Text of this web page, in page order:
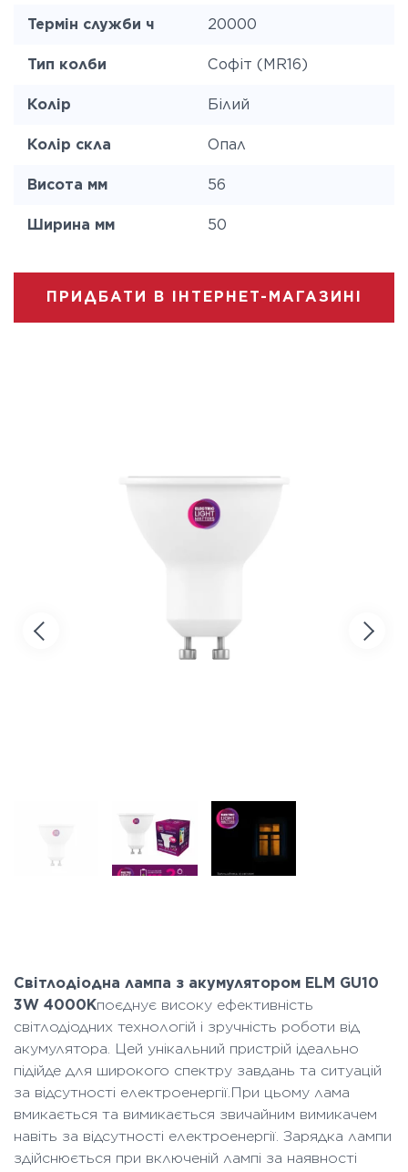
Термін служби ч 20000
Тип колби Софіт (MR16)
Колір Білий
Колір скла Опал
Висота мм 56
Ширина мм 50
ПРИДБАТИ В ІНТЕРНЕТ-МАГАЗИНІ
Світлодіодна лампа з акумулятором ELM GU10
3W 4000Kпоєднує високу ефективність
світлодіодних технологій і зручність роботи від
акумулятора. Цей унікальний пристрій ідеально
підійде для широкого спектру завдань та ситуацій
за відсутності електроенергії. При цьому лама
вмикається та вимикається звичайним вимикачем
навіть за відсутності електроенергії. Зарядка лампи
здійснюється при включеній лампі за наявності